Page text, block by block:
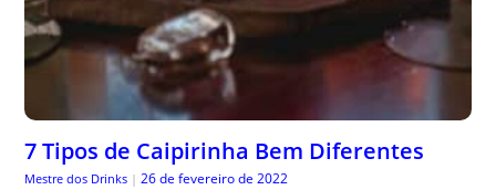
7 Tipos de Caipirinha Bem Diferentes
Mestre dos Drinks | 26 de fevereiro de 2022